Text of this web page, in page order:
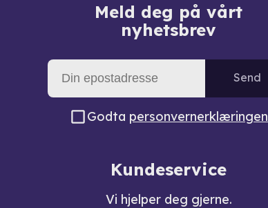
Meld deg på vårt
nyhetsbrev
Send
Godta personvernerklæringen
Kundeservice
Vi hjelper deg gjerne.